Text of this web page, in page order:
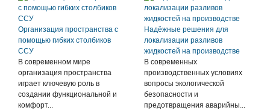
Организация пространства с
помощью гибких столбиков
ССУ
В современном мире
организация пространства
играет ключевую роль в
создании функциональной и
комфорт...
Надёжные решения для
локализации разливов
жидкостей на производстве
В современных
производственных условиях
вопросы экологической
безопасности и
предотвращения аварийны...